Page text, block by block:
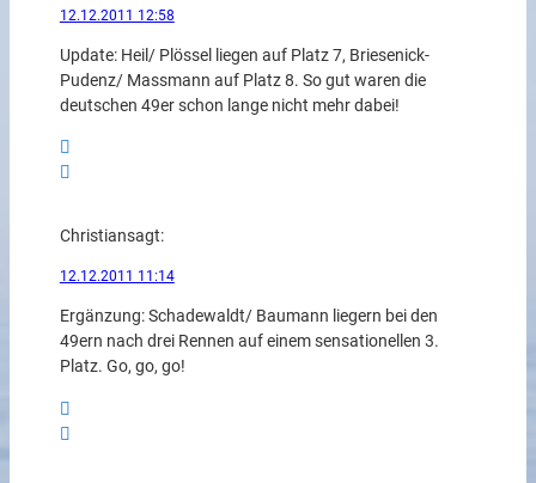
12.12.2011 12:58
Update: Heil/ Plössel liegen auf Platz 7, Briesenick-
Pudenz/ Massmann auf Platz 8. So gut waren die
deutschen 49er schon lange nicht mehr dabei!
Christiansagt:
12.12.2011 11:14
Ergänzung: Schadewaldt/ Baumann liegern bei den
49ern nach drei Rennen auf einem sensationellen 3.
Platz. Go, go, go!